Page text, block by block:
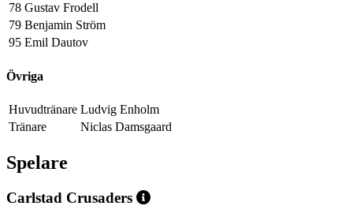
78 Gustav Frodell
79 Benjamin Ström
95 Emil Dautov
Övriga
Huvudtränare Ludvig Enholm
Tränare
Niclas Damsgaard
Spelare
Carlstad Crusaders